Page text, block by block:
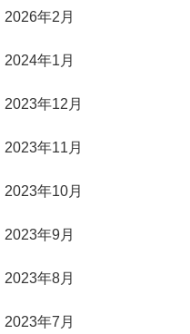
2026年2月
2024年1月
2023年12月
2023年11月
2023年10月
2023年9月
2023年8月
2023年7月